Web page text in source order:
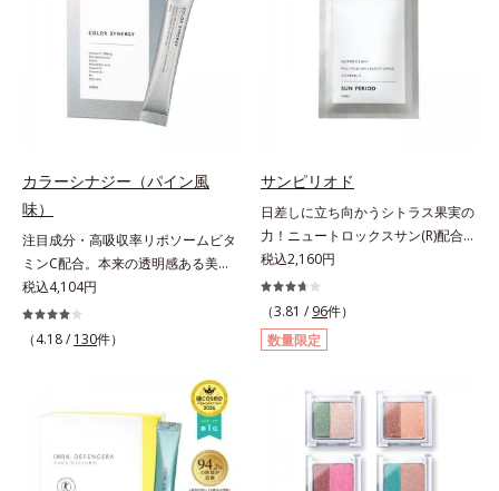
洗浄による汚れの除去*5 すべての
方に皮膚刺激がおきないというわけ
ではありません※敏感肌対象パッチ
ん）※弱酸性
方でも使用しやすい設計に。ツヤを
抑えた質感で、自然で好印象な口元
へと導きます。3種の植物性保湿成
分を組み合わせた「MULTI-３※」
を配合。さらに、ミツロウ、ヒアル
ロン酸、コラーゲン配合で、唇にう
ス、ビワ葉エキス、カミツレ花エキ
ス：唇にうるおいを与える保湿成分
毛穴の汚れをしっかり洗い流す期待
感が高まる黒と、優しく肌に吸い付
くようなとろけ感のジェル状テクス
っかり洗い流し、洗いあがりはつる
んとした肌に。泡立て不要であわた
だしい朝も疲れて帰ってきた夜も手
軽にご使用いただけます。*1 リパ
ーゼ、リンゴ酸*2 イソステアリル
アスコルビルリン酸２Na、プラン
クトンエキス、ハス花エキス、乳酸
桿菌/セイヨウナシ果汁発酵液、ア
⇒ 保湿液※洗顔料と置き換えてご
使用いただけます。※週2～3回のス
ペシャル洗顔としてのご使用をおす
すめいたしますが、クレンジング料
カラーシナジー（パイン風
味）
注目成分・高吸収率リポソームビタ
ミンC配合。本来の透明感ある美し
さを目指す美容サプリメント。みん
なが目指す美しさのゴールは、透明
感でした。注目成分リポソームビタ
す美容サプリメントです。美容に嬉
しい効果を持つビタミンCには、口
から摂取しても吸収されにくく、多
くが体外に排出されるというデメリ
ットが。そんなデメリットを払拭す
税込4,104円
（4.18 / 130件）
サンピリオド
日差しに立ち向かうシトラス果実の
力！ニュートロックスサン(R)配合の
インナーケア(*)。果実の力で日差し
に立ち向かうインナーケア(*)です。
強い紫外線が降り注ぐ南スペイン産
のシトラスとローズマリーから抽出
した話題の成分、「ニュートロック
究を重ねており、多くの国で実績の
ある夏のケア成分です。さらに夏の
ケアで有名なPLエキスと、欠かせな
い美容成分ビタミンCもプラス。独
税込2,160円
（3.81 / 96件）
数量限定